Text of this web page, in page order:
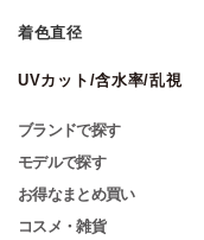
着色直径
UVカット/含水率/乱視
ブランドで探す
モデルで探す
お得なまとめ買い
コスメ・雑貨